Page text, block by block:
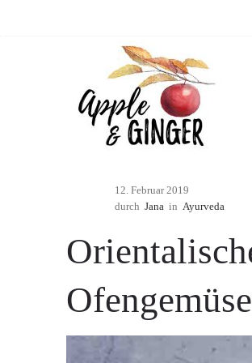
12. Februar 2019
durch Jana in Ayurveda